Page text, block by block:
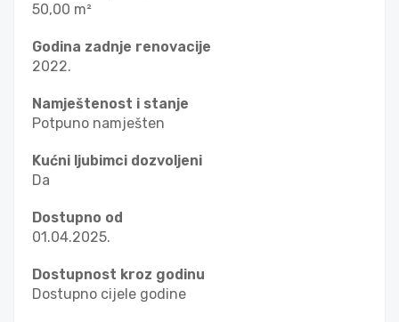
50,00 m²
Godina zadnje renovacije
2022.
Namještenost i stanje
Potpuno namješten
Kućni ljubimci dozvoljeni
Da
Dostupno od
01.04.2025.
Dostupnost kroz godinu
Dostupno cijele godine